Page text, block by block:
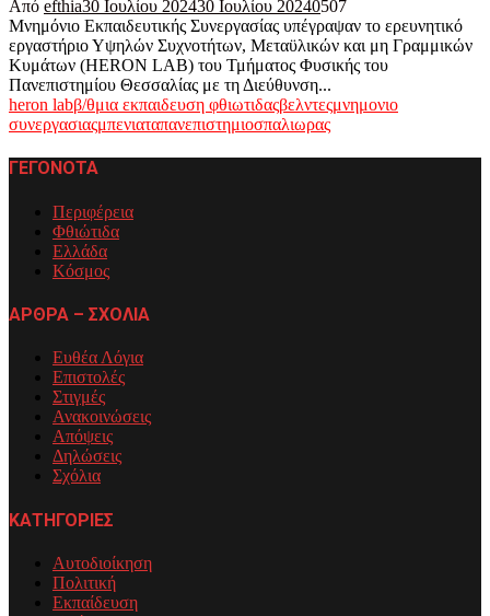
Από efthia30 Ιουλίου 202430 Ιουλίου 20240507
Μνημόνιο Εκπαιδευτικής Συνεργασίας υπέγραψαν το ερευνητικό
εργαστήριο Υψηλών Συχνοτήτων, Μεταϋλικών και μη Γραμμικών
Κυμάτων (HERON LAB) του Τμήματος Φυσικής του
Πανεπιστημίου Θεσσαλίας με τη Διεύθυνση...
heron labβ/θμια εκπαιδευση φθιωτιδαςβελντεςμνημονιο
συνεργασιαςμπενιαταπανεπιστημιοσπαλιωρας
ΓΕΓΟΝΟΤΑ
Περιφέρεια
Φθιώτιδα
Ελλάδα
Κόσμος
ΑΡΘΡΑ – ΣΧΟΛΙΑ
Ευθέα Λόγια
Επιστολές
Στιγμές
Ανακοινώσεις
Απόψεις
Δηλώσεις
Σχόλια
ΚΑΤΗΓΟΡΙΕΣ
Αυτοδιοίκηση
Πολιτική
Εκπαίδευση